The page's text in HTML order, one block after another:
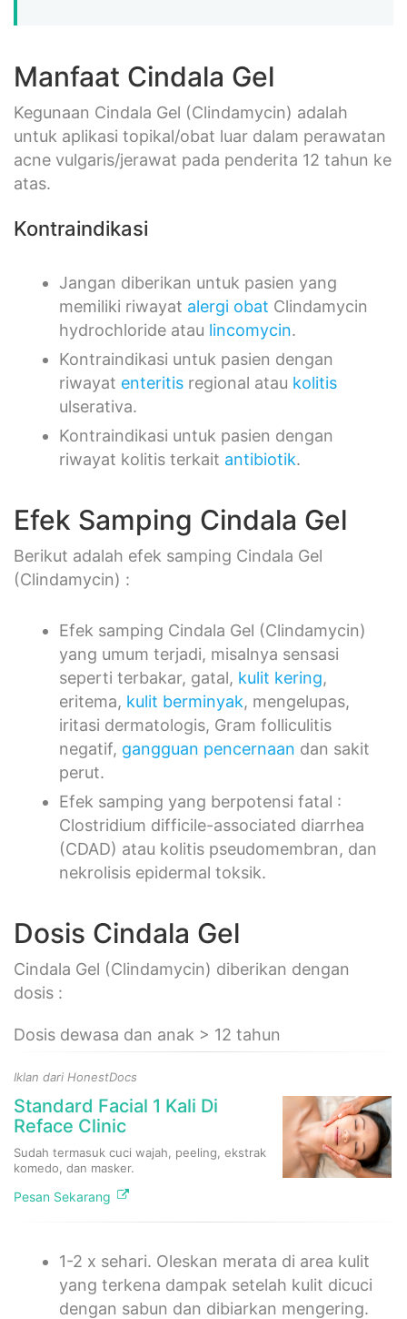
Manfaat Cindala Gel
Kegunaan Cindala Gel (Clindamycin) adalah
untuk aplikasi topikal/obat luar dalam perawatan
acne vulgaris/jerawat pada penderita 12 tahun ke
atas.
Kontraindikasi
Jangan diberikan untuk pasien yang
memiliki riwayat alergi obat Clindamycin
hydrochloride atau lincomycin.
Kontraindikasi untuk pasien dengan
riwayat enteritis regional atau kolitis
ulserativa.
Kontraindikasi untuk pasien dengan
riwayat kolitis terkait antibiotik.
Efek Samping Cindala Gel
Berikut adalah efek samping Cindala Gel
(Clindamycin) :
Efek samping Cindala Gel (Clindamycin)
yang umum terjadi, misalnya sensasi
seperti terbakar, gatal, kulit kering,
eritema, kulit berminyak, mengelupas,
iritasi dermatologis, Gram folliculitis
negatif, gangguan pencernaan dan sakit
perut.
Efek samping yang berpotensi fatal :
Clostridium difficile-associated diarrhea
(CDAD) atau kolitis pseudomembran, dan
nekrolisis epidermal toksik.
Dosis Cindala Gel
Cindala Gel (Clindamycin) diberikan dengan
dosis :
Dosis dewasa dan anak > 12 tahun
Iklan dari HonestDocs
Standard Facial 1 Kali Di
Reface Clinic
Sudah termasuk cuci wajah, peeling, ekstrak
komedo, dan masker.
Pesan Sekarang
1-2 x sehari. Oleskan merata di area kulit
yang terkena dampak setelah kulit dicuci
dengan sabun dan dibiarkan mengering.